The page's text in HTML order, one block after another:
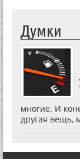
Думки
многие. И
другая вещь,